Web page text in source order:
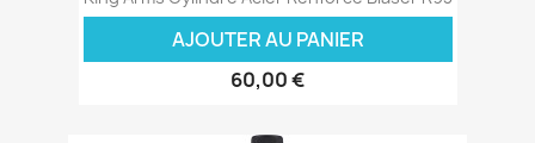
AJOUTER AU PANIER
60,00 €